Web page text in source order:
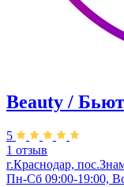
Beauty /
5
1 отзыв
г.Краснодар,
Пн-Сб 09:00-19:00,